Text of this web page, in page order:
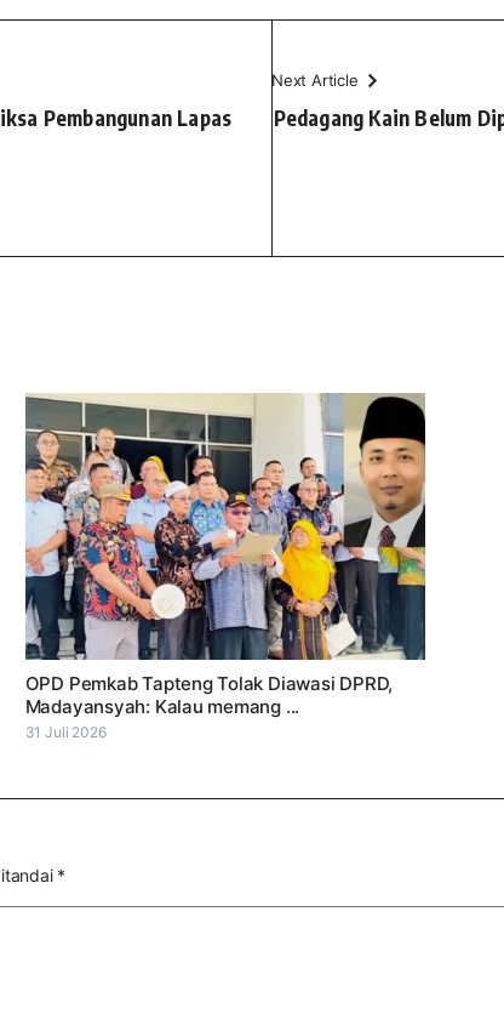
Pembangunan Lapas
Next Article
Pedagang Kain Belum
OPD Pemkab Tapteng Tolak Diawasi DPRD,
Madayansyah: Kalau memang ...
31 Juli 2026
*